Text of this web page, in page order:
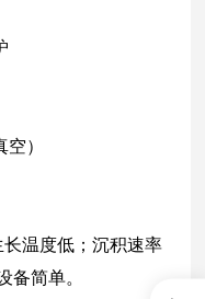
空）
长温度低；沉积速率
备简单。